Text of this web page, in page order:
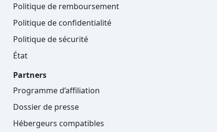
Politique de remboursement
Politique de confidentialité
Politique de sécurité
État
Partners
Programme d’affiliation
Dossier de presse
Hébergeurs compatibles